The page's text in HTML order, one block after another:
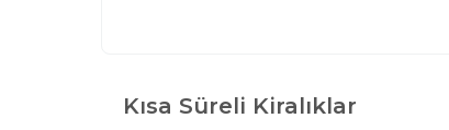
Kısa Süreli Kiralıklar